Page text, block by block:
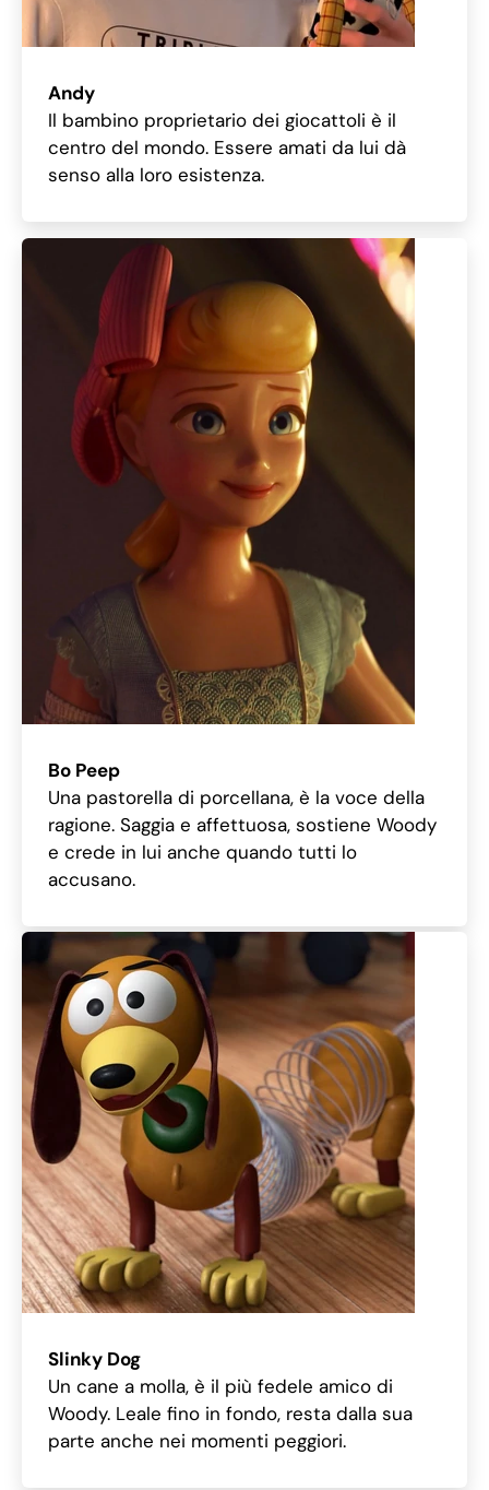
Andy
Il bambino proprietario dei giocattoli è il
centro del mondo. Essere amati da lui dà
senso alla loro esistenza.
Bo Peep
Una pastorella di porcellana, è la voce della
ragione. Saggia e affettuosa, sostiene Woody
e crede in lui anche quando tutti lo
accusano.
Slinky Dog
Un cane a molla, è il più fedele amico di
Woody. Leale fino in fondo, resta dalla sua
parte anche nei momenti peggiori.